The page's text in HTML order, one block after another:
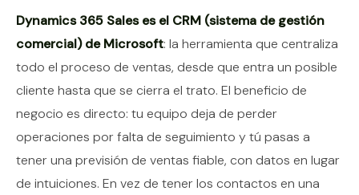
Contenido del artículo
Dynamics 365 Sales es el CRM (sistema de gestión
comercial) de Microsoft: la herramienta que centraliza
todo el proceso de ventas, desde que entra un posible
cliente hasta que se cierra el trato. El beneficio de
negocio es directo: tu equipo deja de perder
operaciones por falta de seguimiento y tú pasas a
tener una previsión de ventas fiable, con datos en lugar
de intuiciones. En vez de tener los contactos en una